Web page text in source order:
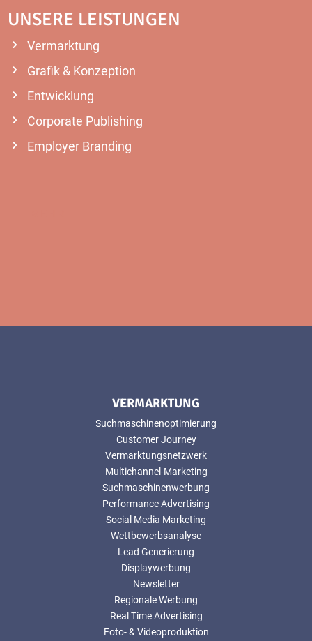
UNSERE LEISTUNGEN
Vermarktung
Grafik & Konzeption
Entwicklung
Corporate Publishing
Employer Branding
VERMARKTUNG
Suchmaschinenoptimierung
Customer Journey
Vermarktungsnetzwerk
Multichannel-Marketing
Suchmaschinenwerbung
Performance Advertising
Social Media Marketing
Wettbewerbsanalyse
Lead Generierung
Displaywerbung
Newsletter
Regionale Werbung
Real Time Advertising
Foto- & Videoproduktion